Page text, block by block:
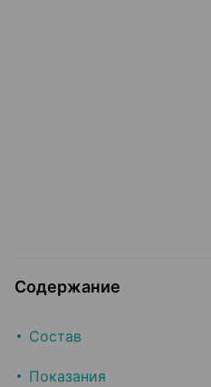
Содержание
Состав
Показания